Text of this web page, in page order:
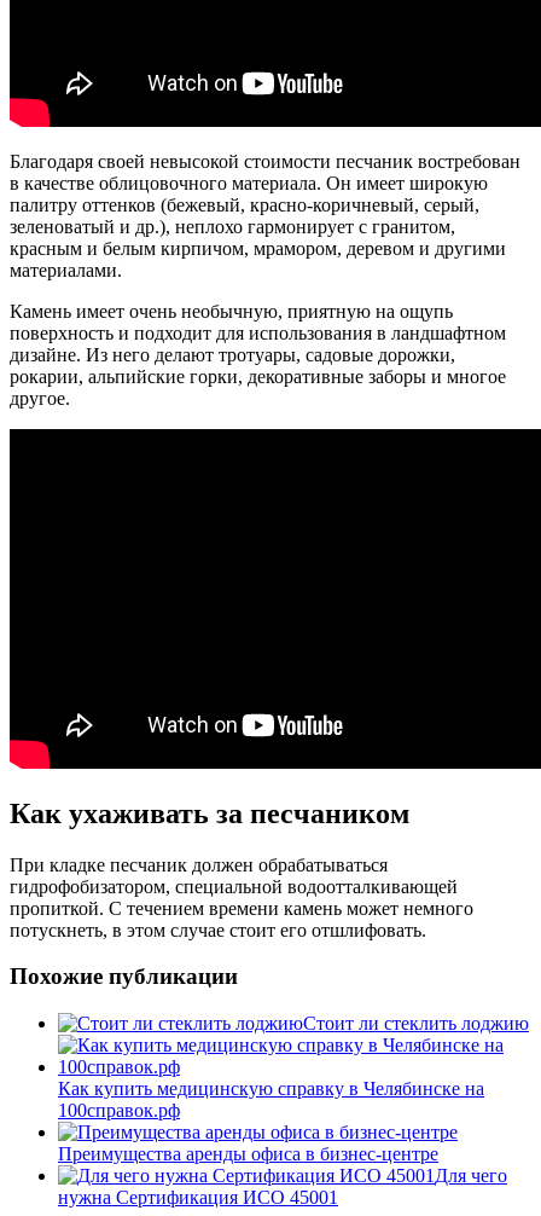
Благодаря своей невысокой стоимости песчаник востребован
в качестве облицовочного материала. Он имеет широкую
палитру оттенков (бежевый, красно-коричневый, серый,
зеленоватый и др.), неплохо гармонирует с гранитом,
красным и белым кирпичом, мрамором, деревом и другими
материалами.
Камень имеет очень необычную, приятную на ощупь
поверхность и подходит для использования в ландшафтном
дизайне. Из него делают тротуары, садовые дорожки,
рокарии, альпийские горки, декоративные заборы и многое
другое.
Как ухаживать за песчаником
При кладке песчаник должен обрабатываться
гидрофобизатором, специальной водоотталкивающей
пропиткой. С течением времени камень может немного
потускнеть, в этом случае стоит его отшлифовать.
Похожие публикации
Стоит ли стеклить лоджию
Как купить медицинскую справку в Челябинске на
100справок.рф
Преимущества аренды офиса в бизнес-центре
Для чего
нужна Сертификация ИСО 45001